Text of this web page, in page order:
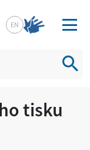
EN
tisku